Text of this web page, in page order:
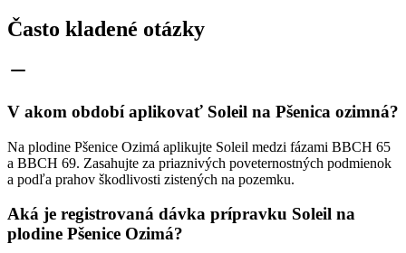
Často kladené otázky
V akom období aplikovať Soleil na Pšenica ozimná?
Na plodine Pšenice Ozimá aplikujte Soleil medzi fázami BBCH 65
a BBCH 69. Zasahujte za priaznivých poveternostných podmienok
a podľa prahov škodlivosti zistených na pozemku.
Aká je registrovaná dávka prípravku Soleil na
plodine Pšenice Ozimá?